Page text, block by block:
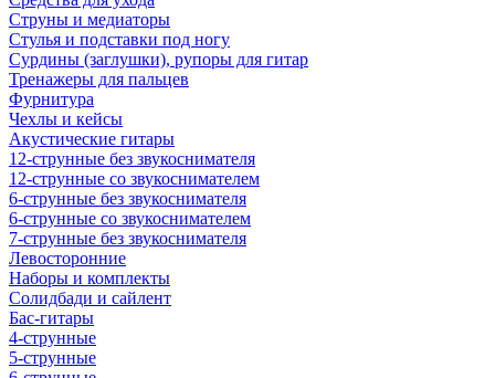
Струны и медиаторы
Стулья и подставки под ногу
Сурдины (заглушки), рупоры для гитар
Тренажеры для пальцев
Фурнитура
Чехлы и кейсы
Акустические гитары
12-струнные без звукоснимателя
12-струнные со звукоснимателем
6-струнные без звукоснимателя
6-струнные со звукоснимателем
7-струнные без звукоснимателя
Левосторонние
Наборы и комплекты
Солидбади и сайлент
Бас-гитары
4-струнные
5-струнные